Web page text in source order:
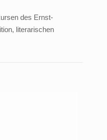
des Ernst-
literarischen